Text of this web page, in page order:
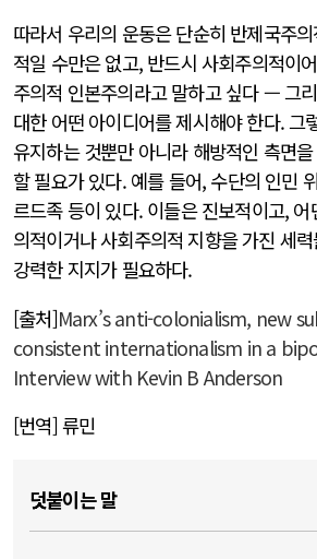
따라서 우리의 운동은 단순히 반제국주
적일 수만은 없고, 반드시 사회주의적이
주의적 인본주의라고 말하고 싶다 — 그
대한 어떤 아이디어를 제시해야 한다. 그
유지하는 것뿐만 아니라 해방적인 측면
할 필요가 있다. 예를 들어, 수단의 인민
르드족 등이 있다. 이들은 진보적이고,
의적이거나 사회주의적 지향을 가진 세
강력한 지지가 필요하다.
[출처]Marx’s anti-colonialism, new
consistent internationalism in a
Interview with Kevin B Anderson
[번역] 류민
덧붙이는 말